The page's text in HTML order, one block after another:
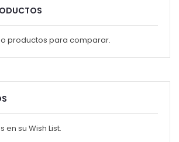
productos para comparar.
en su Wish List.